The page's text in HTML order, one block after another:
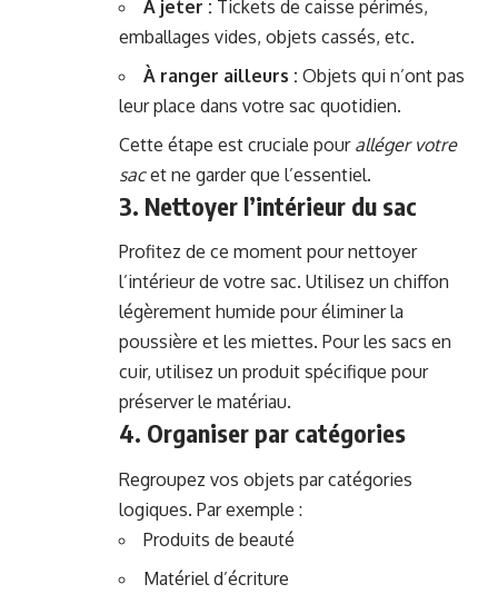
À jeter : Tickets de caisse périmés,
emballages vides, objets cassés, etc.
À ranger ailleurs : Objets qui n’ont pas
leur place dans votre sac quotidien.
Cette étape est cruciale pour alléger votre
sacet ne garder que l’essentiel.
3. Nettoyer l’intérieur du sac
Profitez de ce moment pour nettoyer
l’intérieur de votre sac. Utilisez un chiffon
légèrement humide pour éliminer la
poussière et les miettes. Pour les sacs en
cuir, utilisez un produit spécifique pour
préserver le matériau.
4. Organiser par catégories
Regroupez vos objets par catégories
logiques. Par exemple :
Produits de beauté
Matériel d’écriture